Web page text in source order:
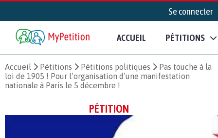
Se connecter
ACCUEIL PÉTITIONS
Accueil Pétitions Pétitions politiques
Pas touche à la
loi de 1905 ! Pour l’organisation d’une manifestation
nationale à Paris le 5 décembre !
PÉTITION